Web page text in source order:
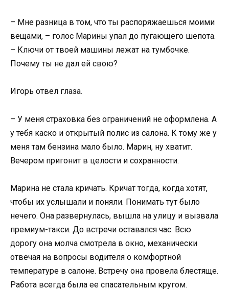
– Мне разница в том, что ты распоряжаешься моими
вещами, – голос Марины упал до пугающего шепота.
– Ключи от твоей машины лежат на тумбочке.
Почему ты не дал ей свою?
Игорь отвел глаза.
– У меня страховка без ограничений не оформлена. А
у тебя каско и открытый полис из салона. К тому же у
меня там бензина мало было. Марин, ну хватит.
Вечером пригонит в целости и сохранности.
Марина не стала кричать. Кричат тогда, когда хотят,
чтобы их услышали и поняли. Понимать тут было
нечего. Она развернулась, вышла на улицу и вызвала
премиум-такси. До встречи оставался час. Всю
дорогу она молча смотрела в окно, механически
отвечая на вопросы водителя о комфортной
температуре в салоне. Встречу она провела блестяще.
Работа всегда была ее спасательным кругом.